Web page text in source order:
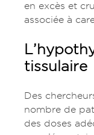
en excès et
associée à
tissulaire
Des
nombre de
des doses